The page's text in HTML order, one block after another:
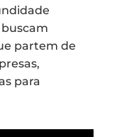
partem de
para